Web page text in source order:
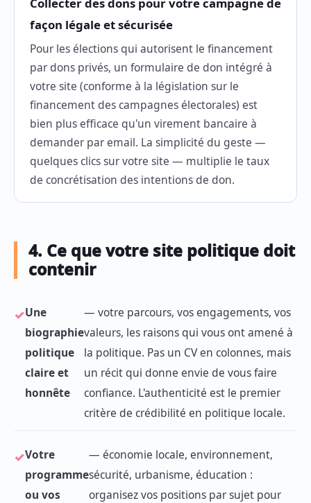
façon légale et sécurisée
Pour les élections qui autorisent le financement
par dons privés, un formulaire de don intégré à
votre site (conforme à la législation sur le
financement des campagnes électorales) est
bien plus efficace qu'un virement bancaire à
demander par email. La simplicité du geste —
quelques clics sur votre site — multiplie le taux
de concrétisation des intentions de don.
4. Ce que votre site politique doit
contenir
Une
biographie
politique
claire et
honnête
— votre parcours, vos engagements, vos
valeurs, les raisons qui vous ont amené à
la politique. Pas un CV en colonnes, mais
un récit qui donne envie de vous faire
confiance. L'authenticité est le premier
critère de crédibilité en politique locale.
Votre
programme
ou vos
— économie locale, environnement,
sécurité, urbanisme, éducation :
organisez vos positions par sujet pour